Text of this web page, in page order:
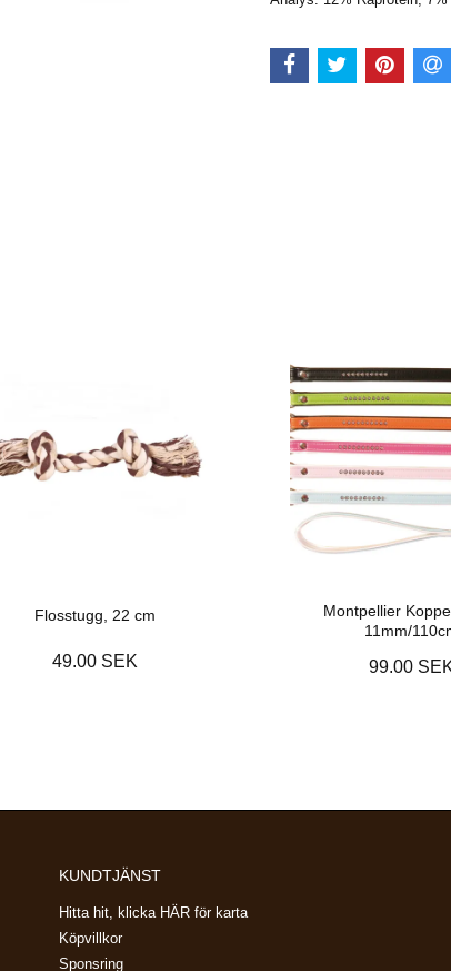
Flosstugg, 22 cm
49.00 SEK
Montpellier
11mm/
99.00
KUNDTJÄNST
Hitta hit, klicka HÄR för karta
Köpvillkor
Sponsring